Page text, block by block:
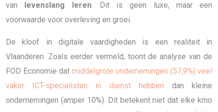
van
levenslang leren. Dit is geen luxe, maar een
voorwaarde voor overleving en groei.
De kloof in digitale vaardigheden is een realiteit in
Vlaanderen. Zoals eerder vermeld, toont de analyse van de
FOD Economie dat middelgrote ondernemingen (57,9%) veel
vaker ICT-specialisten in dienst hebben dan kleine
ondernemingen (amper 10%). Dit betekent niet dat elke kmo